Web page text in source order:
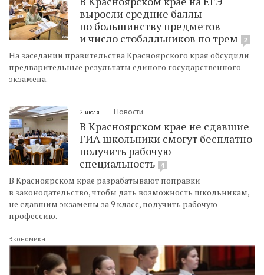
выросли средние баллы
по большинству предметов
и число стобалльников по трем
2
На заседании правительства Красноярского края обсудили
предварительные результаты единого государственного
экзамена.
2 июля Новости
В Красноярском крае не сдавшие
ГИА школьники смогут бесплатно
получить рабочую
специальность
4
В Красноярском крае разрабатывают поправки
в законодательство, чтобы дать возможность школьникам,
не сдавшим экзамены за 9 класс, получить рабочую
профессию.
Экономика